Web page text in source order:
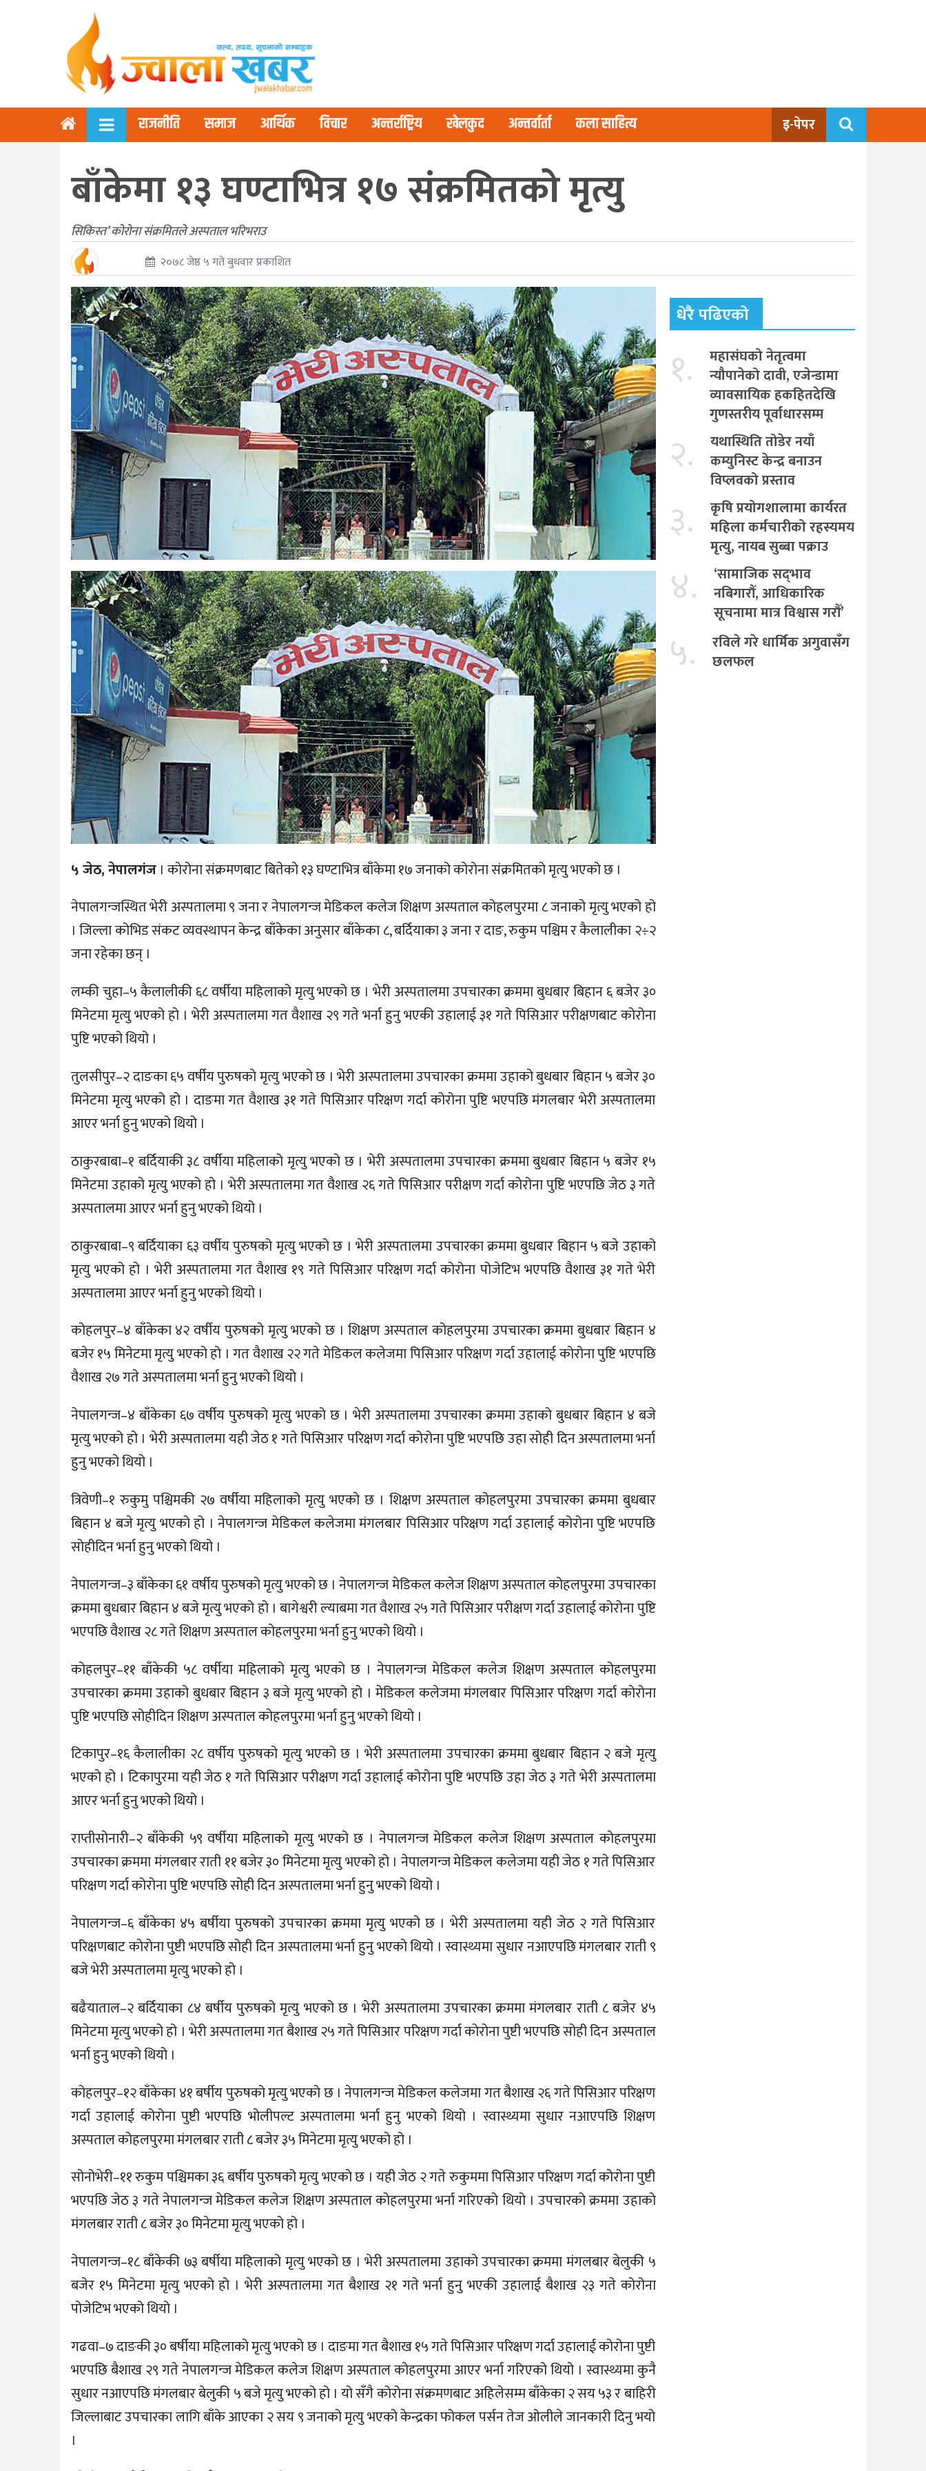
राजनीति समाज आर्थिक विचार अन्तर्राष्ट्रिय खेलकुद अन्तर्वार्ता कला साहित्य इ-पेपर
बाँकेमा १३ घण्टाभित्र १७ संक्रमितको मृत्यु
सिकिस्त’ कोरोना संक्रमितले अस्पताल भरिभराउ
२०७८ जेष्ठ ५ गते बुधवार प्रकाशित
५ जेठ, नेपालगंज । कोरोना संक्रमणबाट बितेको १३ घण्टाभित्र बाँकेमा १७ जनाको कोरोना संक्रमितको मृत्यु भएको छ ।
नेपालगन्जस्थित भेरी अस्पतालमा ९ जना र नेपालगन्ज मेडिकल कलेज शिक्षण अस्पताल कोहलपुरमा ८ जनाको मृत्यु भएको हो
। जिल्ला कोभिड संकट व्यवस्थापन केन्द्र बाँकेका अनुसार बाँकेका ८, बर्दियाका ३ जना र दाङ, रुकुम पश्चिम र कैलालीका २÷२
जना रहेका छन् ।
लम्की चुहा–५ कैलालीकी ६८ वर्षीया महिलाको मृत्यु भएको छ । भेरी अस्पतालमा उपचारका क्रममा बुधबार बिहान ६ बजेर ३०
मिनेटमा मृत्यु भएको हो । भेरी अस्पतालमा गत वैशाख २९ गते भर्ना हुनु भएकी उहालाई ३१ गते पिसिआर परीक्षणबाट कोरोना
पुष्टि भएको थियो ।
तुलसीपुर–२ दाङका ६५ वर्षीय पुरुषको मृत्यु भएको छ । भेरी अस्पतालमा उपचारका क्रममा उहाको बुधबार बिहान ५ बजेर ३०
मिनेटमा मृत्यु भएको हो । दाङमा गत वैशाख ३१ गते पिसिआर परिक्षण गर्दा कोरोना पुष्टि भएपछि मंगलबार भेरी अस्पतालमा
आएर भर्ना हुनु भएको थियो ।
ठाकुरबाबा–१ बर्दियाकी ३८ वर्षीया महिलाको मृत्यु भएको छ । भेरी अस्पतालमा उपचारका क्रममा बुधबार बिहान ५ बजेर १५
मिनेटमा उहाको मृत्यु भएको हो । भेरी अस्पतालमा गत वैशाख २६ गते पिसिआर परीक्षण गर्दा कोरोना पुष्टि भएपछि जेठ ३ गते
अस्पतालमा आएर भर्ना हुनु भएको थियो ।
ठाकुरबाबा–९ बर्दियाका ६३ वर्षीय पुरुषको मृत्यु भएको छ । भेरी अस्पतालमा उपचारका क्रममा बुधबार बिहान ५ बजे उहाको
मृत्यु भएको हो । भेरी अस्पतालमा गत वैशाख १९ गते पिसिआर परिक्षण गर्दा कोरोना पोजेटिभ भएपछि वैशाख ३१ गते भेरी
अस्पतालमा आएर भर्ना हुनु भएको थियो ।
कोहलपुर–४ बाँकेका ४२ वर्षीय पुरुषको मृत्यु भएको छ । शिक्षण अस्पताल कोहलपुरमा उपचारका क्रममा बुधबार बिहान ४
बजेर १५ मिनेटमा मृत्यु भएको हो । गत वैशाख २२ गते मेडिकल कलेजमा पिसिआर परिक्षण गर्दा उहालाई कोरोना पुष्टि भएपछि
वैशाख २७ गते अस्पतालमा भर्ना हुनु भएको थियो ।
नेपालगन्ज–४ बाँकेका ६७ वर्षीय पुरुषको मृत्यु भएको छ । भेरी अस्पतालमा उपचारका क्रममा उहाको बुधबार बिहान ४ बजे
मृत्यु भएको हो । भेरी अस्पतालमा यही जेठ १ गते पिसिआर परिक्षण गर्दा कोरोना पुष्टि भएपछि उहा सोही दिन अस्पतालमा भर्ना
हुनु भएको थियो ।
त्रिवेणी–१ रुकुमु पश्चिमकी २७ वर्षीया महिलाको मृत्यु भएको छ । शिक्षण अस्पताल कोहलपुरमा उपचारका क्रममा बुधबार
बिहान ४ बजे मृत्यु भएको हो । नेपालगन्ज मेडिकल कलेजमा मंगलबार पिसिआर परिक्षण गर्दा उहालाई कोरोना पुष्टि भएपछि
सोहीदिन भर्ना हुनु भएको थियो ।
नेपालगन्ज–३ बाँकेका ६१ वर्षीय पुरुषको मृत्यु भएको छ । नेपालगन्ज मेडिकल कलेज शिक्षण अस्पताल कोहलपुरमा उपचारका
क्रममा बुधबार बिहान ४ बजे मृत्यु भएको हो । बागेश्वरी ल्याबमा गत वैशाख २५ गते पिसिआर परीक्षण गर्दा उहालाई कोरोना पुष्टि
भएपछि वैशाख २८ गते शिक्षण अस्पताल कोहलपुरमा भर्ना हुनु भएको थियो ।
कोहलपुर–११ बाँकेकी ५८ वर्षीया महिलाको मृत्यु भएको छ । नेपालगन्ज मेडिकल कलेज शिक्षण अस्पताल कोहलपुरमा
उपचारका क्रममा उहाको बुधबार बिहान ३ बजे मृत्यु भएको हो । मेडिकल कलेजमा मंगलबार पिसिआर परिक्षण गर्दा कोरोना
पुष्टि भएपछि सोहीदिन शिक्षण अस्पताल कोहलपुरमा भर्ना हुनु भएको थियो ।
टिकापुर–१६ कैलालीका २८ वर्षीय पुरुषको मृत्यु भएको छ । भेरी अस्पतालमा उपचारका क्रममा बुधबार बिहान २ बजे मृत्यु
भएको हो । टिकापुरमा यही जेठ १ गते पिसिआर परीक्षण गर्दा उहालाई कोरोना पुष्टि भएपछि उहा जेठ ३ गते भेरी अस्पतालमा
आएर भर्ना हुनु भएको थियो ।
राप्तीसोनारी–२ बाँकेकी ५९ वर्षीया महिलाको मृत्यु भएको छ । नेपालगन्ज मेडिकल कलेज शिक्षण अस्पताल कोहलपुरमा
उपचारका क्रममा मंगलबार राती ११ बजेर ३० मिनेटमा मृत्यु भएको हो । नेपालगन्ज मेडिकल कलेजमा यही जेठ १ गते पिसिआर
परिक्षण गर्दा कोरोना पुष्टि भएपछि सोही दिन अस्पतालमा भर्ना हुनु भएको थियो ।
नेपालगन्ज–६ बाँकेका ४५ बर्षीया पुरुषको उपचारका क्रममा मृत्यु भएको छ । भेरी अस्पतालमा यही जेठ २ गते पिसिआर
परिक्षणबाट कोरोना पुष्टी भएपछि सोही दिन अस्पतालमा भर्ना हुनु भएको थियो । स्वास्थ्यमा सुधार नआएपछि मंगलबार राती ९
बजे भेरी अस्पतालमा मृत्यु भएको हो ।
बढैयाताल–२ बर्दियाका ८४ बर्षीय पुरुषको मृत्यु भएको छ । भेरी अस्पतालमा उपचारका क्रममा मंगलबार राती ८ बजेर ४५
मिनेटमा मृत्यु भएको हो । भेरी अस्पतालमा गत बैशाख २५ गते पिसिआर परिक्षण गर्दा कोरोना पुष्टी भएपछि सोही दिन अस्पताल
भर्ना हुनु भएको थियो ।
कोहलपुर–१२ बाँकेका ४१ बर्षीय पुरुषको मृत्यु भएको छ । नेपालगन्ज मेडिकल कलेजमा गत बैशाख २६ गते पिसिआर परिक्षण
गर्दा उहालाई कोरोना पुष्टी भएपछि भोलीपल्ट अस्पतालमा भर्ना हुनु भएको थियो । स्वास्थ्यमा सुधार नआएपछि शिक्षण
अस्पताल कोहलपुरमा मंगलबार राती ८ बजेर ३५ मिनेटमा मृत्यु भएको हो ।
सोनोभेरी–११ रुकुम पश्चिमका ३६ बर्षीय पुरुषको मृत्यु भएको छ । यही जेठ २ गते रुकुममा पिसिआर परिक्षण गर्दा कोरोना पुष्टी
भएपछि जेठ ३ गते नेपालगन्ज मेडिकल कलेज शिक्षण अस्पताल कोहलपुरमा भर्ना गरिएको थियो । उपचारको क्रममा उहाको
मंगलबार राती ८ बजेर ३० मिनेटमा मृत्यु भएको हो ।
नेपालगन्ज–१८ बाँकेकी ७३ बर्षीया महिलाको मृत्यु भएको छ । भेरी अस्पतालमा उहाको उपचारका क्रममा मंगलबार बेलुकी ५
बजेर १५ मिनेटमा मृत्यु भएको हो । भेरी अस्पतालमा गत बैशाख २१ गते भर्ना हुनु भएकी उहालाई बैशाख २३ गते कोरोना
पोजेटिभ भएको थियो ।
गढवा–७ दाङकी ३० बर्षीया महिलाको मृत्यु भएको छ । दाङमा गत बैशाख १५ गते पिसिआर परिक्षण गर्दा उहालाई कोरोना पुष्टी
भएपछि बैशाख २९ गते नेपालगन्ज मेडिकल कलेज शिक्षण अस्पताल कोहलपुरमा आएर भर्ना गरिएको थियो । स्वास्थ्यमा कुनै
सुधार नआएपछि मंगलबार बेलुकी ५ बजे मृत्यु भएको हो । यो सँगै कोरोना संक्रमणबाट अहिलेसम्म बाँकेका २ सय ५३ र बाहिरी
जिल्लाबाट उपचारका लागि बाँके आएका २ सय ९ जनाको मृत्यु भएको केन्द्रका फोकल पर्सन तेज ओलीले जानकारी दिनु भयो
।
धेरै पढिएको
१.
महासंघको नेतृत्वमा
न्यौपानेको दावी, एजेन्डामा
व्यावसायिक हकहितदेखि
गुणस्तरीय पूर्वाधारसम्म
२.
यथास्थिति तोडेर नयाँ
कम्युनिस्ट केन्द्र बनाउन
विप्लवको प्रस्ताव
३.
कृषि प्रयोगशालामा कार्यरत
महिला कर्मचारीको रहस्यमय
मृत्यु, नायब सुब्बा पक्राउ
४.
‘सामाजिक सद्‌भाव
नबिगारौँ, आधिकारिक
सूचनामा मात्र विश्वास गरौँ’
५.
रविले गरे धार्मिक अगुवासँग
छलफल